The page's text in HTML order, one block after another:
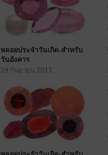
พลอยประจำวันเกิด-สำหรับ
วันอังคาร
24 กันยายน 2011